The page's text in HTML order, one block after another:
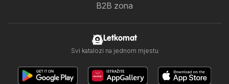
B2B zona
Letkomat
Svi katalozi na jednom mjestu